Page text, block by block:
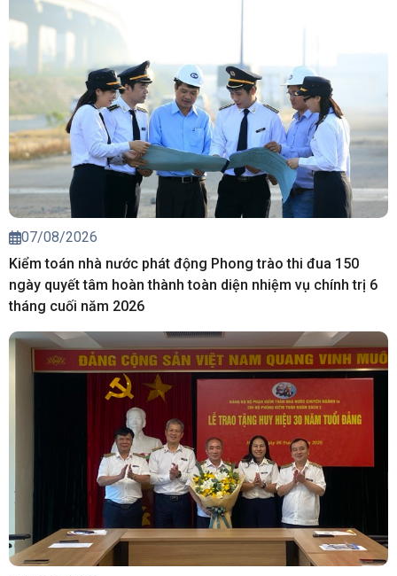
07/08/2026
Kiểm toán nhà nước phát động Phong trào thi đua 150
ngày quyết tâm hoàn thành toàn diện nhiệm vụ chính trị 6
tháng cuối năm 2026